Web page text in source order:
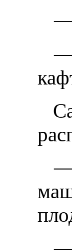
—
—
—